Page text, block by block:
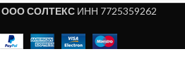
ООО СОЛТЕКС ИНН 7725359262